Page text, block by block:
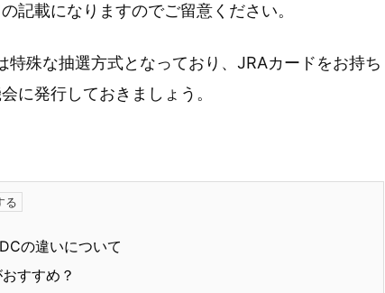
記載になりますのでご留意ください。
殊な抽選方式となっており、JRAカードをお持ち
に発行しておきましょう。
の違いについて
すすめ？